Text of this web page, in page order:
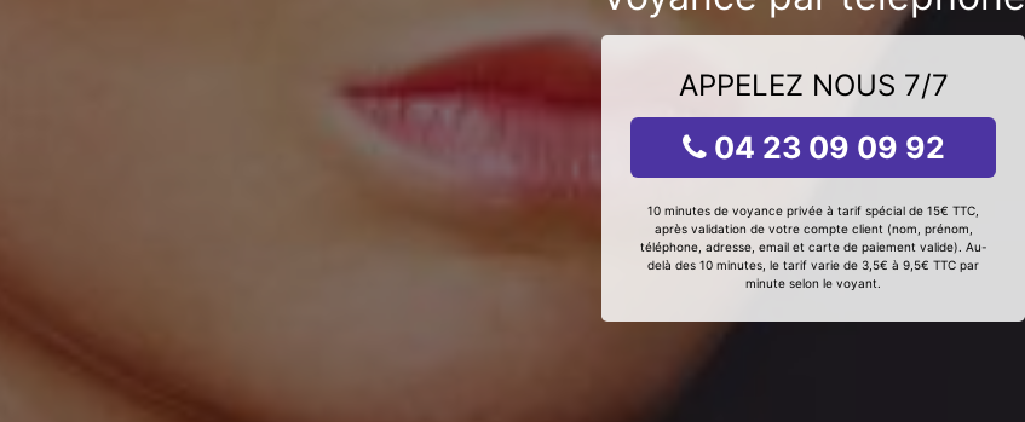
APPELEZ NOUS 7/7
04 23 09 09 92
10 minutes de voyance privée à tarif spécial de 15€ TTC,
après validation de votre compte client (nom, prénom,
téléphone, adresse, email et carte de paiement valide). Au-
delà des 10 minutes, le tarif varie de 3,5€ à 9,5€ TTC par
minute selon le voyant.